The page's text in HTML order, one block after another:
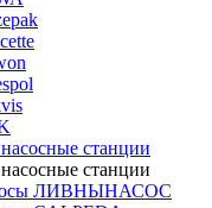
станции
станции
ЛИВНЫНАСОС